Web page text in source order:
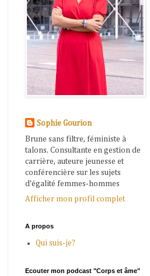
Sophie Gourion
Brune sans filtre, féministe à
talons. Consultante en gestion de
carrière, auteure jeunesse et
conférencière sur les sujets
d'égalité femmes-hommes
Afficher mon profil complet
A propos
Qui suis-je?
Ecouter mon podcast "Corps et âme"